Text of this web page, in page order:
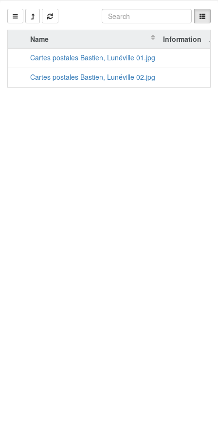
Name Information
Cartes postales Bastien, Lunéville 01.jpg
Cartes postales Bastien, Lunéville 02.jpg